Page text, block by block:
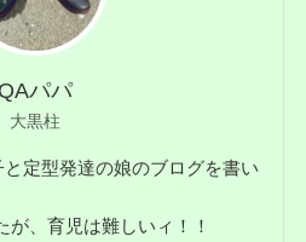
QAパパ
大黒柱
定型発達の娘のブログを書い
、育児は難しいィ！！